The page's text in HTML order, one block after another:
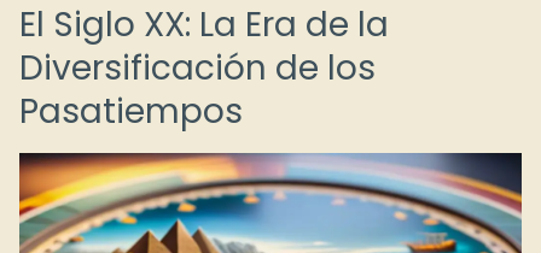
El Siglo XX: La Era de la
Diversificación de los
Pasatiempos